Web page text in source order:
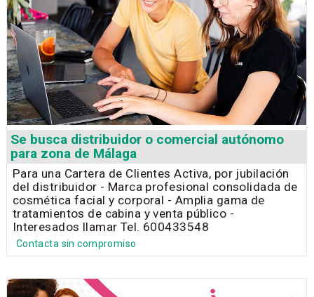
Se busca distribuidor o comercial autónomo
para zona de Málaga
Para una Cartera de Clientes Activa, por jubilación
del distribuidor - Marca profesional consolidada de
cosmética facial y corporal - Amplia gama de
tratamientos de cabina y venta público -
Interesados llamar Tel. 600433548
Contacta sin compromiso